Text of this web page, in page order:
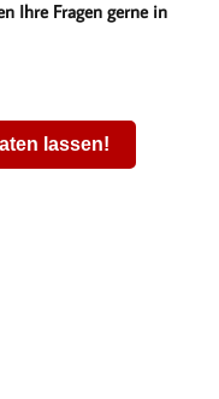
Ihre Fragen gerne in
lassen!